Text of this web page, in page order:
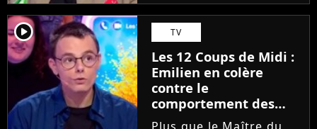
Coups de Midi ce
mercredi 16 octobre
2024, le protégé de
Jean-Luc Reichmann
continue de faire face...
player2 TV
Les 12 Coups de Midi :
Emilien en colère
contre le
comportement des
fans ? Il avoue sa